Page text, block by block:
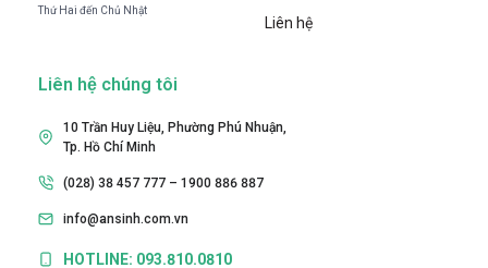
Thứ Hai đến Chủ Nhật
Liên hệ
Liên hệ chúng tôi
10 Trần Huy Liệu, Phường Phú Nhuận,
Tp. Hồ Chí Minh
(028) 38 457 777 – 1900 886 887
info@ansinh.com.vn
HOTLINE: 093.810.0810